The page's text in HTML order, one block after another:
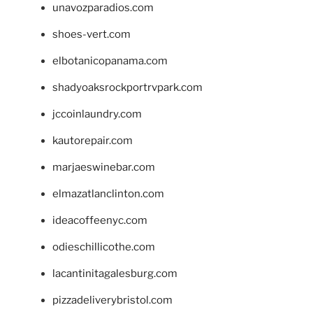
unavozparadios.com
shoes-vert.com
elbotanicopanama.com
shadyoaksrockportrvpark.com
jccoinlaundry.com
kautorepair.com
marjaeswinebar.com
elmazatlanclinton.com
ideacoffeenyc.com
odieschillicothe.com
lacantinitagalesburg.com
pizzadeliverybristol.com